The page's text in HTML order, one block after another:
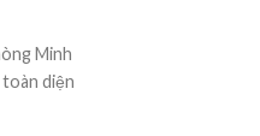
Minh
diện